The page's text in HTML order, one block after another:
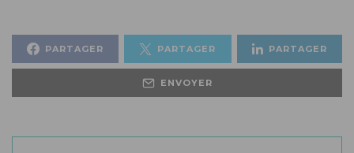
PARTAGER PARTAGER PARTAGER
ENVOYER